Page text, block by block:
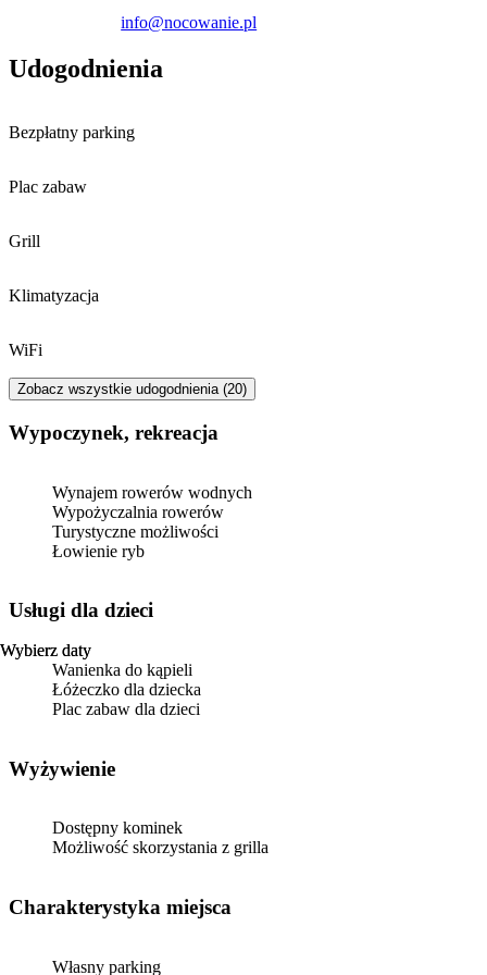
info@nocowanie.pl
Wybierz daty
Wybierz daty
Udogodnienia
Bezpłatny parking
Plac zabaw
Grill
Klimatyzacja
WiFi
Zobacz wszystkie udogodnienia (20)
Wypoczynek, rekreacja
Wynajem rowerów wodnych
Wypożyczalnia rowerów
Turystyczne możliwości
Łowienie ryb
usługi dla dzieci
Wanienka do kąpieli
Łóżeczko dla dziecka
Plac zabaw dla dzieci
Wyżywienie
Dostępny kominek
Możliwość skorzystania z grilla
Charakterystyka miejsca
Własny parking